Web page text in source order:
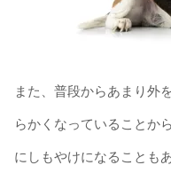
また、普段からあまり外
らかくなっていることか
にしもやけになることも